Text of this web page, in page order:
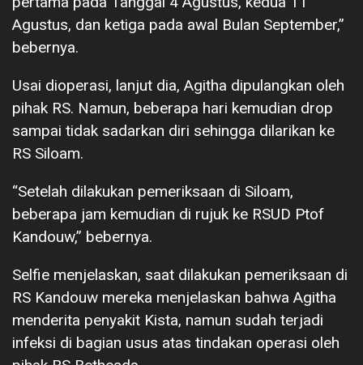
Agustus, dan ketiga pada awal Bulan September,”
bebernya.
Usai dioperasi, lanjut dia, Agitha dipulangkan oleh
pihak RS. Namun, beberapa hari kemudian drop
sampai tidak sadarkan diri sehingga dilarikan ke
RS Siloam.
“Setelah dilakukan pemeriksaan di Siloam,
beberapa jam kemudian di rujuk ke RSUD Ptof
Kandouw,” bebernya.
Selfie menjelaskan, saat dilakukan pemeriksaan di
RS Kandouw mereka menjelaskan bahwa Agitha
menderita penyakit Kista, namun sudah terjadi
infeksi di bagian usus atas tindakan operasi oleh